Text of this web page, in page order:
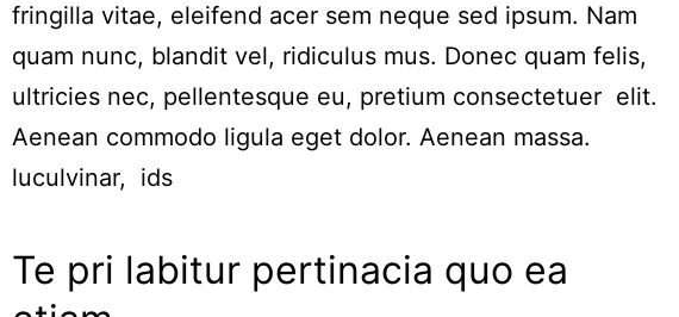
fringilla vitae, eleifend acer sem neque sed ipsum. Nam
quam nunc, blandit vel, ridiculus mus. Donec quam felis,
ultricies nec, pellentesque eu, pretium consectetuer elit.
Aenean commodo ligula eget dolor. Aenean massa.
luculvinar, ids
Te pri labitur pertinacia quo ea